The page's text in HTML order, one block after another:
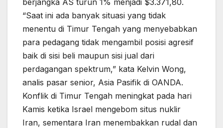
“Saat ini ada banyak situasi yang tidak
menentu di Timur Tengah yang menyebabkan
para pedagang tidak mengambil posisi agresif
baik di sisi beli maupun sisi jual dari
perdagangan spektrum,” kata Kelvin Wong,
analis pasar senior, Asia Pasifik di OANDA.
Konflik di Timur Tengah meningkat pada hari
Kamis ketika Israel mengebom situs nuklir
Iran, sementara Iran menembakkan rudal dan